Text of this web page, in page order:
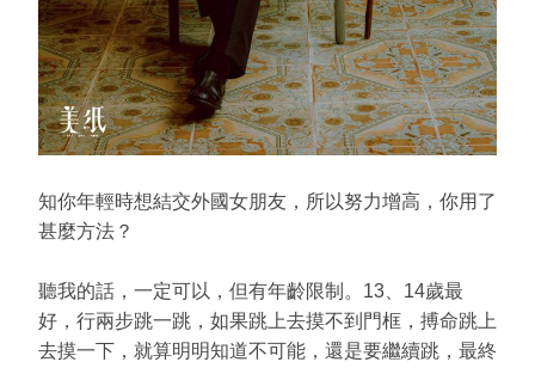
知你年輕時想結交外國女朋友，所以努力增高，你用了
甚麼方法？
聽我的話，一定可以，但有年齡限制。13、14歲最
好，行兩步跳一跳，如果跳上去摸不到門框，搏命跳上
去摸一下，就算明明知道不可能，還是要繼續跳，最終